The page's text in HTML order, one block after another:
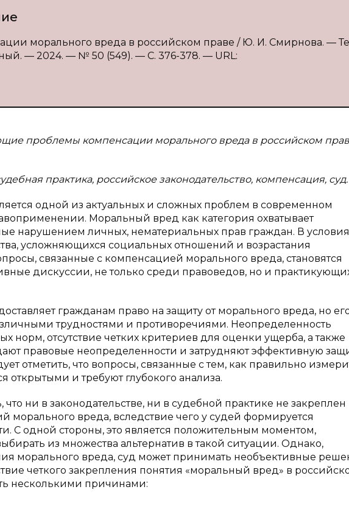
морального вреда в российском праве / Ю. И. Смирнова. —
— 2024. — № 50 (549). — С. 376-378. — URL:
проблемы компенсации морального вреда в российском
практика, российское законодательство, компенсация, суд.
одной из актуальных и сложных проблем в современном
Моральный вред как категория охватывает
нарушением личных, нематериальных прав граждан. В
усложняющихся социальных отношений и возрастания
связанные с компенсацией морального вреда, становятся
дискуссии, не только среди правоведов, но и
гражданам право на защиту от морального вреда, но
трудностями и противоречиями. Неопределенность
норм, отсутствие четких критериев для оценки ущерба, а также
правовые неопределенности и затрудняют эффективную
отметить, что вопросы, связанные с тем, как правильно
открытыми и требуют глубокого анализа.
ни в законодательстве, ни в судебной практике не закреплен
вреда, вследствие чего у судей формируется
С одной стороны, это является положительным моментом,
из множества альтернатив в такой ситуации. Однако,
морального вреда, суд может принимать необъективные
четкого закрепления понятия «моральный вред» в
несколькими причинами: